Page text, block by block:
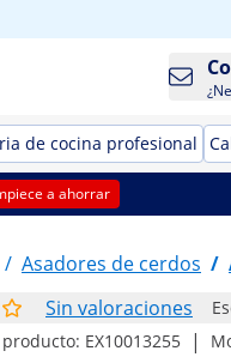
de cocina profesional
a ahorrar
/ Asadores de cerdos /
Sin valoraciones
EX10013255 |